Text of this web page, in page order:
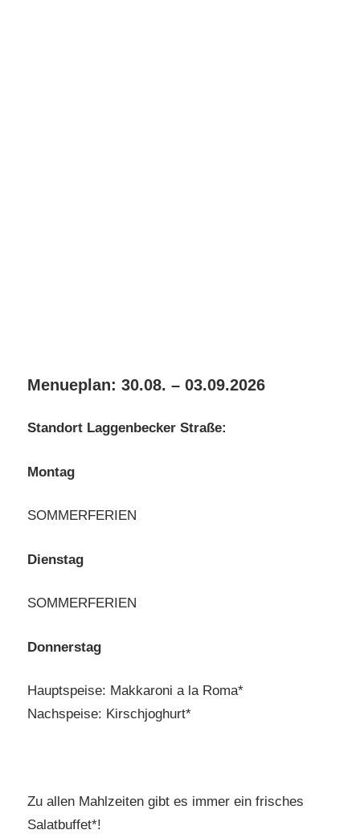
Menueplan: 30.08. – 03.09.2026
Standort Laggenbecker Straße:
Montag
SOMMERFERIEN
Dienstag
SOMMERFERIEN
Donnerstag
Hauptspeise: Makkaroni a la Roma*
Nachspeise: Kirschjoghurt*
Zu allen Mahlzeiten gibt es immer ein frisches
Salatbuffet*!